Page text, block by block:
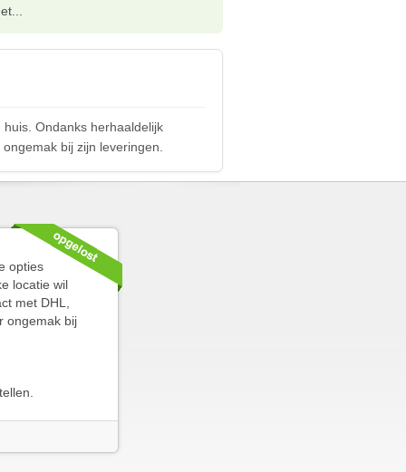
Ondanks herhaaldelijk
bij zijn leveringen.
opties
locatie wil
met DHL,
ongemak bij